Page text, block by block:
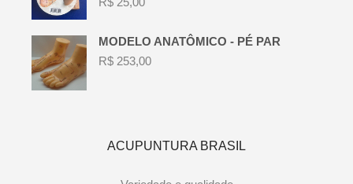
MODELO ANATÔMICO - PÉ PAR
R$ 253,00
ACUPUNTURA BRASIL